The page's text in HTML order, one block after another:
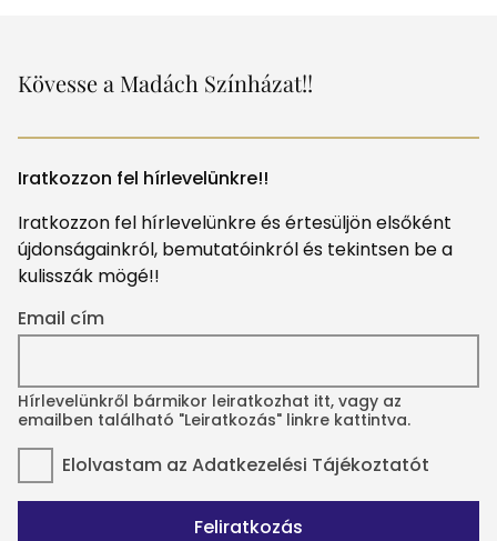
Kövesse a Madách Színházat!!
Iratkozzon fel hírlevelünkre!!
Iratkozzon fel hírlevelünkre és értesüljön elsőként
újdonságainkról, bemutatóinkról és tekintsen be a
kulisszák mögé!!
Email cím
Hírlevelünkről bármikor leiratkozhat itt, vagy az
emailben található "Leiratkozás" linkre kattintva.
Elolvastam az Adatkezelési Tájékoztatót
Feliratkozás